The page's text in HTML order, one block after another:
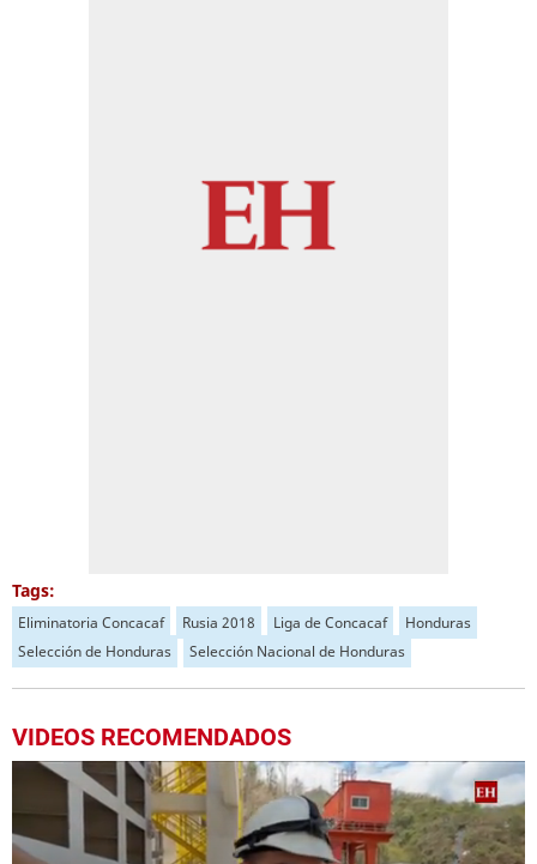
Tags:
Eliminatoria Concacaf Rusia 2018 Liga de Concacaf
Honduras
Selección de Honduras
Selección Nacional de Honduras
VIDEOS RECOMENDADOS